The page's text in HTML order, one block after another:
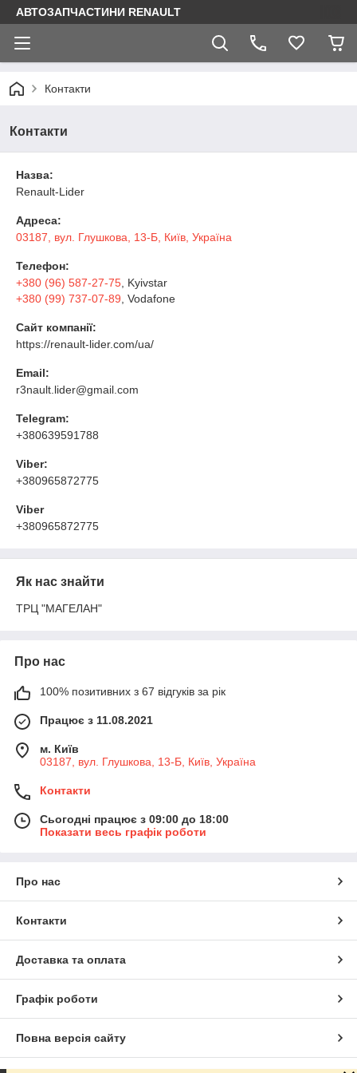
АВТОЗАПЧАСТИНИ RENAULT
Контакти
Контакти
Назва:
Renault-Lider
Адреса:
03187, вул. Глушкова, 13-Б, Київ, Україна
Телефон:
+380 (96) 587-27-75 , Kyivstar
+380 (99) 737-07-89 , Vodafone
Сайт компанії:
https://renault-lider.com/ua/
Email:
r3nault.lider@gmail.com
Telegram:
+380639591788
Viber:
+380965872775
Viber
+380965872775
Як нас знайти
ТРЦ "МАГЕЛАН"
Про нас
100% позитивних з 67 відгуків за рік
Працює з 11.08.2021
м. Київ
03187, вул. Глушкова, 13-Б, Київ, Україна
Контакти
Сьогодні працює з 09:00 до 18:00
Показати весь графік роботи
Про нас
Контакти
Доставка та оплата
Графік роботи
Повна версія сайту